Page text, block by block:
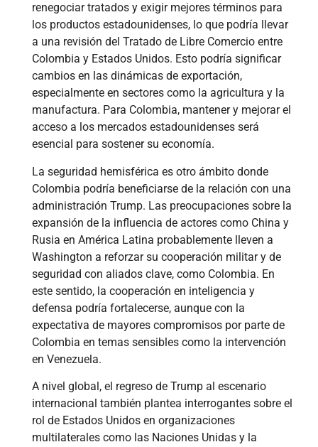
renegociar tratados y exigir mejores términos para
los productos estadounidenses, lo que podría llevar
a una revisión del Tratado de Libre Comercio entre
Colombia y Estados Unidos. Esto podría significar
cambios en las dinámicas de exportación,
especialmente en sectores como la agricultura y la
manufactura. Para Colombia, mantener y mejorar el
acceso a los mercados estadounidenses será
esencial para sostener su economía.
La seguridad hemisférica es otro ámbito donde
Colombia podría beneficiarse de la relación con una
administración Trump. Las preocupaciones sobre la
expansión de la influencia de actores como China y
Rusia en América Latina probablemente lleven a
Washington a reforzar su cooperación militar y de
seguridad con aliados clave, como Colombia. En
este sentido, la cooperación en inteligencia y
defensa podría fortalecerse, aunque con la
expectativa de mayores compromisos por parte de
Colombia en temas sensibles como la intervención
en Venezuela.
A nivel global, el regreso de Trump al escenario
internacional también plantea interrogantes sobre el
rol de Estados Unidos en organizaciones
multilaterales como las Naciones Unidas y la